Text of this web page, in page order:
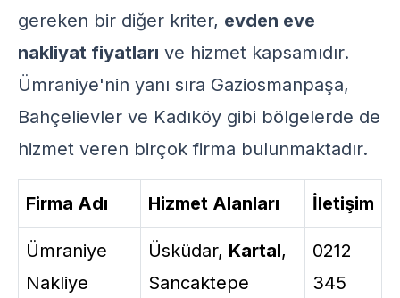
gereken bir diğer kriter, evden eve
nakliyat fiyatları ve hizmet kapsamıdır.
Ümraniye'nin yanı sıra Gaziosmanpaşa,
Bahçelievler ve Kadıköy gibi bölgelerde de
hizmet veren birçok firma bulunmaktadır.
Firma Adı Hizmet Alanları İletişim
Ümraniye
Nakliye
Üsküdar, Kartal,
Sancaktepe
0212
345